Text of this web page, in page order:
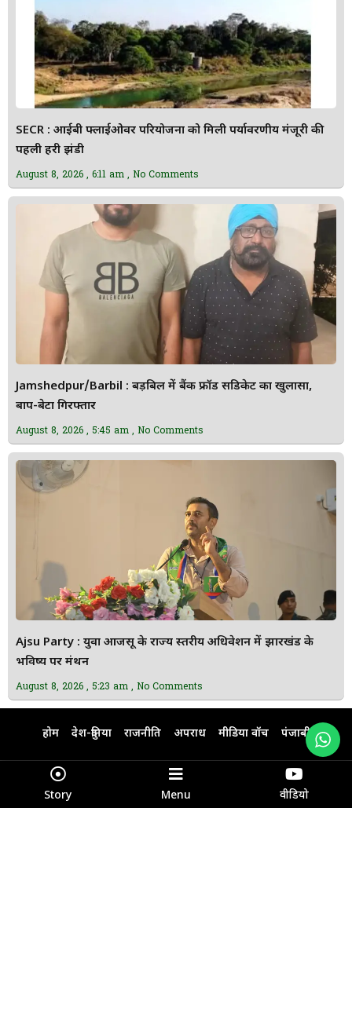
SECR : आईबी फ्लाईओवर परियोजना को मिली पर्यावरणीय मंजूरी की
पहली हरी झंडी
August 8, 2026 6:11 am No Comments
Jamshedpur/Barbil : बड़बिल में बैंक फ्रॉड सिंडिकेट का खुलासा,
बाप-बेटा गिरफ्तार
August 8, 2026 5:45 am No Comments
Ajsu Party : युवा आजसू के राज्य स्तरीय अधिवेशन में झारखंड के
भविष्य पर मंथन
August 8, 2026 5:23 am No Comments
होम देश-दुनिया राजनीति अपराध मीडिया वॉच पंजाबी
हिंदी न्यूज़ About Us
Disclaimer
Advertisement with us
Story Menu वीडियो